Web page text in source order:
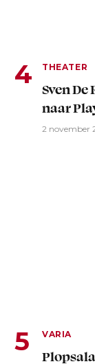
THEATER
Sven
naar
2 november
VARIA